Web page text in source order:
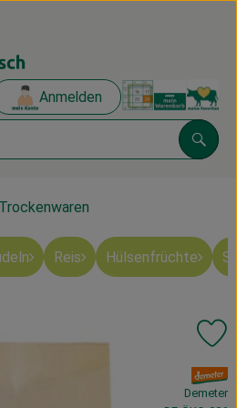
Anmelden
öffnen oder
Reis Hülsenfrüchte
, Verband:
Demeter